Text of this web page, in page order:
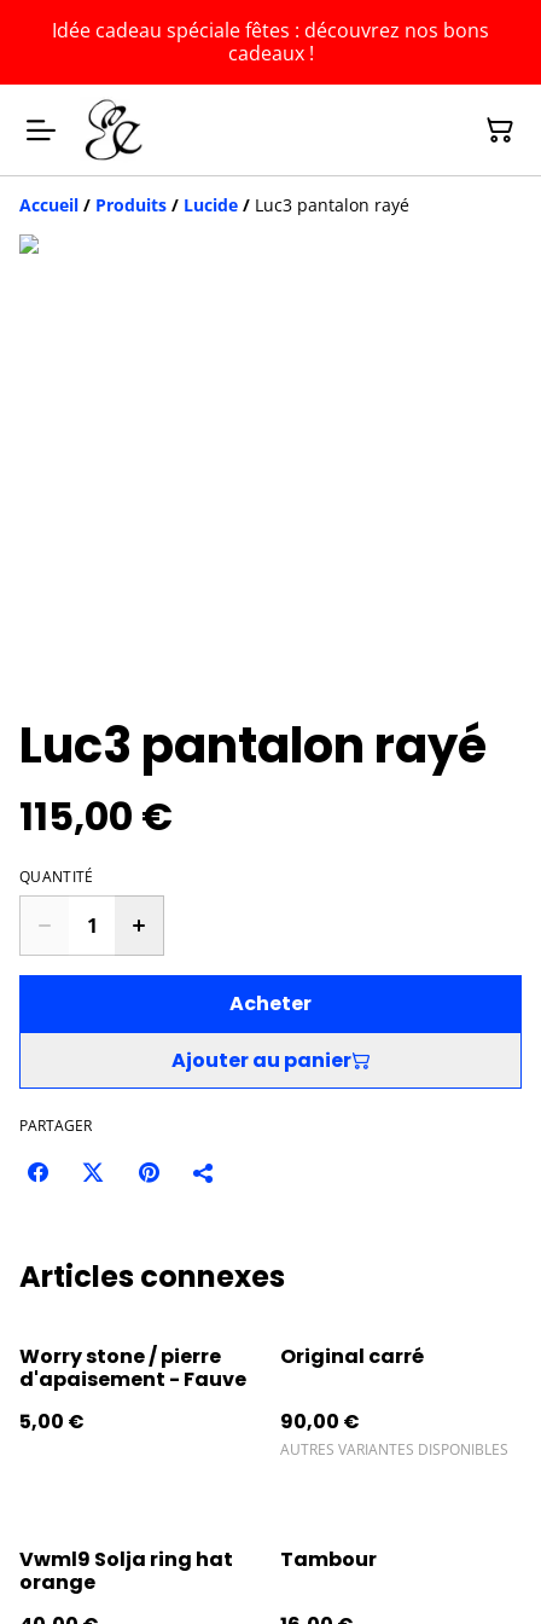
Idée cadeau spéciale fêtes : découvrez nos bons
cadeaux !
Accueil / Produits / Lucide / Luc3 pantalon rayé
Luc3 pantalon rayé
115,00 €
QUANTITÉ
Acheter
Ajouter au panier
PARTAGER
Articles connexes
Worry stone / pierre
d'apaisement - Fauve
5,00 €
Original carré
90,00 €
AUTRES VARIANTES DISPONIBLES
Vwml9 Solja ring hat
orange
Tambour